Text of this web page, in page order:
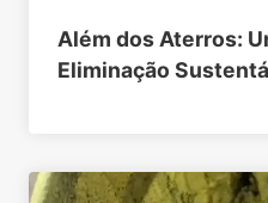
Além dos Aterros:
Eliminação